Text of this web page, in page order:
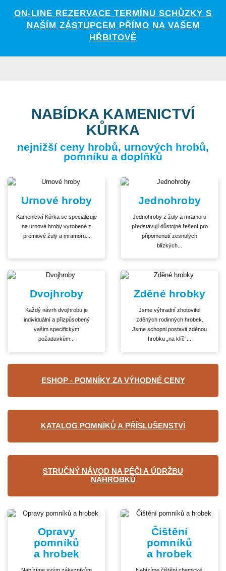
ON-LINE REZERVACE TERMÍNU SCHŮZKY S
NAŠÍM ZÁSTUPCEM PŘÍMO NA VAŠEM
HŘBITOVĚ
NABÍDKA KAMENICTVÍ
KŮRKA
nejnižší ceny hrobů, urnových hrobů,
pomníku a doplňků
Urnové hroby
Kamenictví Kůrka se specializuje
na urnové hroby vyrobené z
prémiové žuly a mramoru...
Jednohroby
Jednohroby z žuly a mramoru
představují důstojné řešení pro
připomenutí zesnulých
blízkých...
Dvojhroby
Každý návrh dvojhrobu je
individuální a přizpůsobený
vašim specifickým
požadavkům...
Zděné hrobky
Jsme výhradní zhotovitel
zděných rodinných hrobek.
Jsme schopni postavit zděnou
hrobku „na klíč“...
ESHOP - POMNÍKY ZA VÝHODNÉ CENY
KATALOG POMNÍKŮ A PŘÍSLUŠENSTVÍ
STRUČNÝ NÁVOD NA PÉČI A ÚDRŽBU
NÁHROBKŮ
Opravy
pomníků
a hrobek
Čištění
pomníků
a hrobek